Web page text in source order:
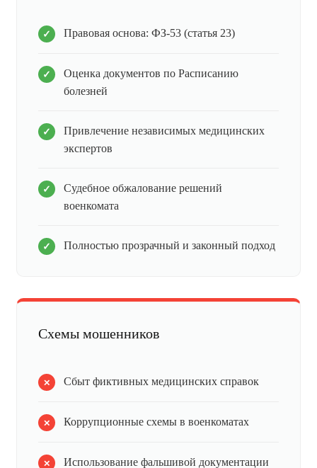
Правовая основа: ФЗ-53 (статья 23)
Оценка документов по Расписанию
болезней
Привлечение независимых медицинских
экспертов
Судебное обжалование решений
военкомата
Полностью прозрачный и законный подход
Схемы мошенников
Сбыт фиктивных медицинских справок
Коррупционные схемы в военкоматах
Использование фальшивой документации